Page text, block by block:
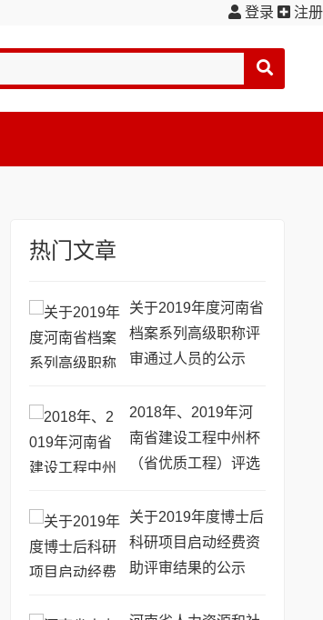
登录 注册
热门文章
关于2019年度河南省
档案系列高级职称评
审通过人员的公示
2018年、2019年河
南省建设工程中州杯
（省优质工程）评选
关于2019年度博士后
科研项目启动经费资
助评审结果的公示